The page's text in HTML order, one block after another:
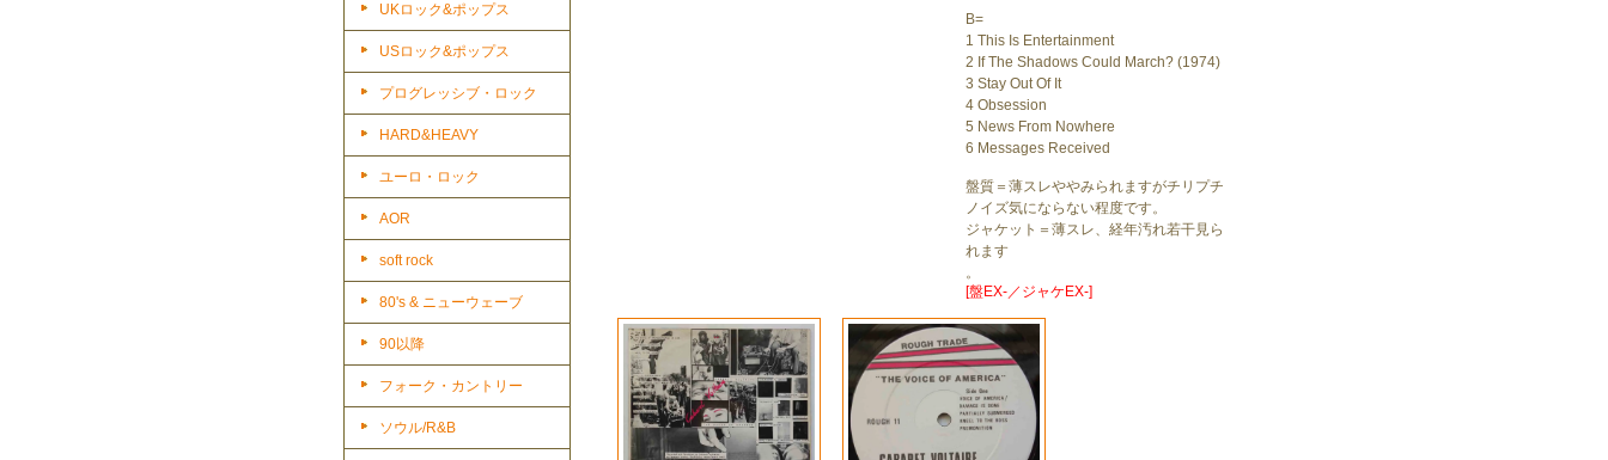
UKロック&ポップス
USロック&ポップス
プログレッシブ・ロック
HARD&HEAVY
ユーロ・ロック
AOR
soft rock
80's & ニューウェーブ
90以降
フォーク・カントリー
ソウル/R&B
B=
1 This Is Entertainment
2 If The Shadows Could March? (1974)
3 Stay Out Of It
4 Obsession
5 News From Nowhere
6 Messages Received
盤質＝薄スレややみられますがチリプチ
ノイズ気にならない程度です。
ジャケット＝薄スレ、経年汚れ若干見ら
れます
。
[盤EX-／ジャケEX-]